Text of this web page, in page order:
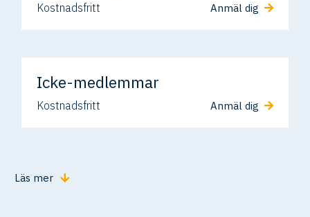
Kostnadsfritt Anmäl dig
Icke-medlemmar
Kostnadsfritt Anmäl dig
Läs mer